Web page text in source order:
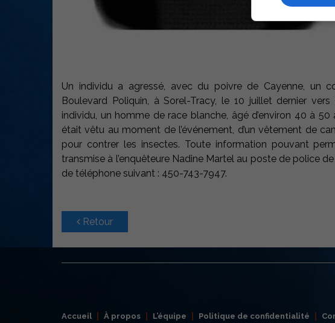
Un individu a agressé, avec du poivre de Cayenne, un
Boulevard Poliquin, à Sorel-Tracy, le 10 juillet dernier
individu, un homme de race blanche, âgé d’environ 40 à
était vêtu au moment de l’événement, d’un vêtement de
pour contrer les insectes. Toute information pouvant
transmise à l’enquêteure Nadine Martel au poste de police
de téléphone suivant : 450-743-7947.
Retour
Accueil À propos L’équipe Politique de confidentialité